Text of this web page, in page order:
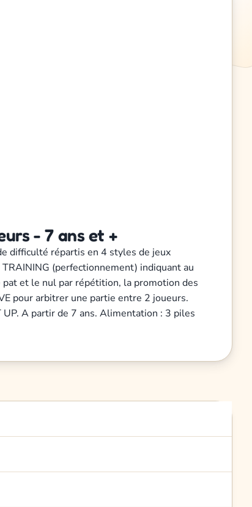
- 7 ans et +
difficulté répartis en 4 styles de jeux
(perfectionnement) indiquant au
et le nul par répétition, la promotion des
pour arbitrer une partie entre 2 joueurs.
UP. A partir de 7 ans. Alimentation : 3 piles